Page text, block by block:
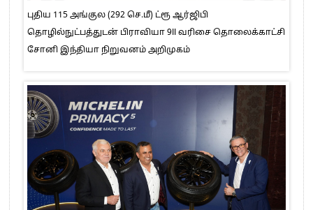
புதிய 115 அங்குல (292 செ.மீ) ட்ரூ ஆர்ஜிபி
தொழில்நுட்பத்துடன் பிராவியா 9II வரிசை தொலைக்காட்சி
சோனி இந்தியா நிறுவனம் அறிமுகம்